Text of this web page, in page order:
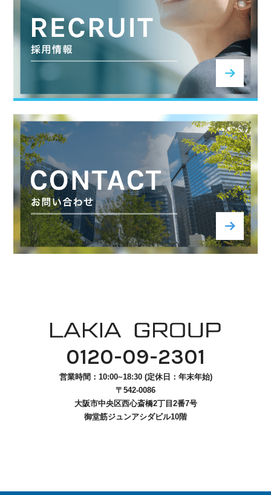
NEWS
RECRUTING
CONTACT
0120-09-2301
営業時間：10:00~18:30 (定休日：年末年始)
〒542-0086
大阪市中央区西心斎橋2丁目2番7号
御堂筋ジュンアシダビル10階